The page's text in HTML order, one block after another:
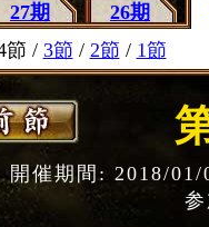
27期 26期
節 / 3節 / 2節 / 1節
開催期間: 2018/